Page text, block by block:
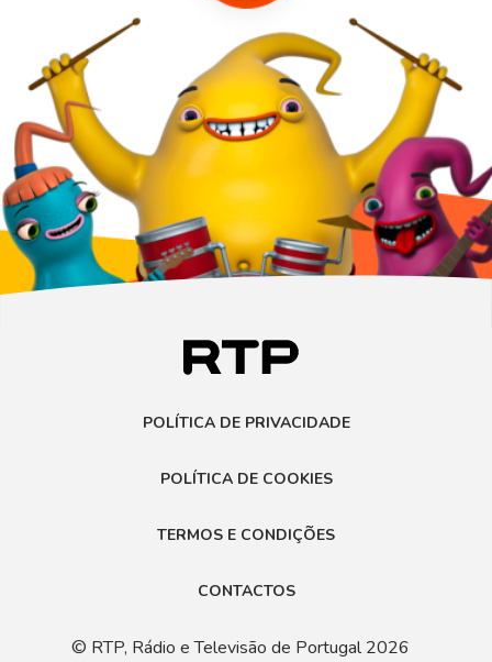
POLÍTICA DE PRIVACIDADE
POLÍTICA DE COOKIES
TERMOS E CONDIÇÕES
CONTACTOS
© RTP, Rádio e Televisão de Portugal 2026